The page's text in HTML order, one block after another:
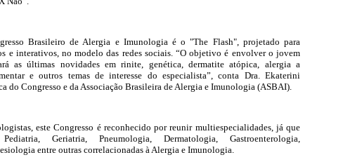
Brasileiro de Alergia e Imunologia é o "The Flash", projetado para
e interativos, no modelo das redes sociais. “O objetivo é envolver o jovem
as últimas novidades em rinite, genética, dermatite atópica, alergia a
e outros temas de interesse do especialista”, conta Dra. Ekaterini
do Congresso e da Associação Brasileira de Alergia e Imunologia (ASBAI).
este Congresso é reconhecido por reunir multiespecialidades, já que
Geriatria, Pneumologia, Dermatologia, Gastroenterologia,
entre outras correlacionadas à Alergia e Imunologia.